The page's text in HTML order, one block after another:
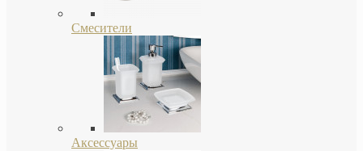
Смесители
Аксессуары